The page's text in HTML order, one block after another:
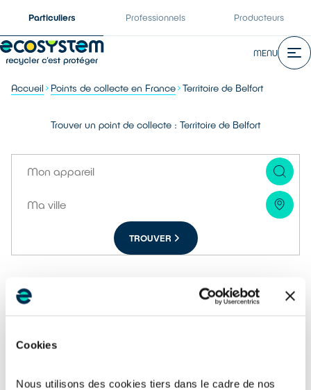
Cookies
Nous utilisons des cookies tiers dans le cadre de nos
Particuliers Professionnels Producteurs
MENU
Accueil Points de collecte en France Territoire de Belfort
Trouver un point de collecte : Territoire de Belfort
TROUVER
90000
90100
90200 Giromagny